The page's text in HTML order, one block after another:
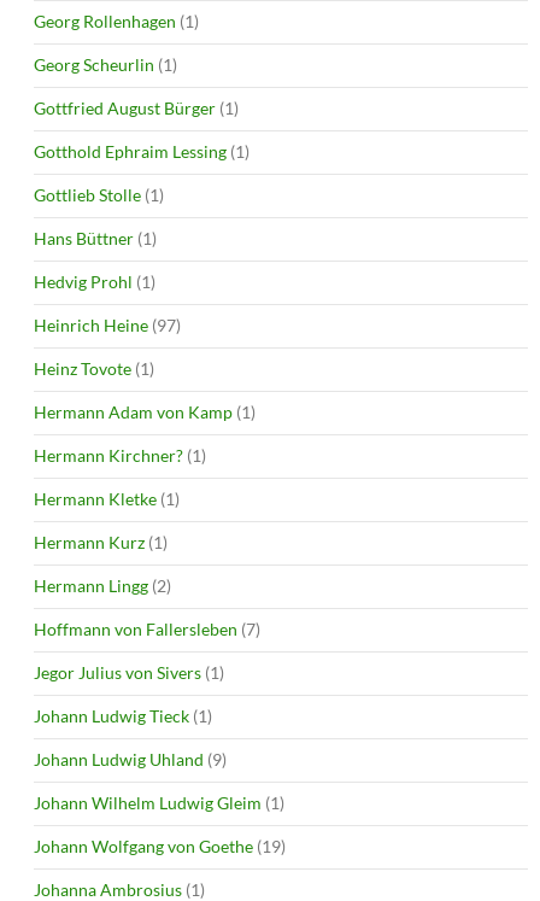
Georg Rollenhagen (1)
Georg Scheurlin (1)
Gottfried August Bürger (1)
Gotthold Ephraim Lessing (1)
Gottlieb Stolle (1)
Hans Büttner (1)
Hedvig Prohl (1)
Heinrich Heine (97)
Heinz Tovote (1)
Hermann Adam von Kamp (1)
Hermann Kirchner? (1)
Hermann Kletke (1)
Hermann Kurz (1)
Hermann Lingg (2)
Hoffmann von Fallersleben (7)
Jegor Julius von Sivers (1)
Johann Ludwig Tieck (1)
Johann Ludwig Uhland (9)
Johann Wilhelm Ludwig Gleim (1)
Johann Wolfgang von Goethe (19)
Johanna Ambrosius (1)